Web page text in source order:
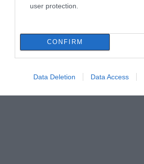
user protection.
CONFIRM
Data Deletion Data Access